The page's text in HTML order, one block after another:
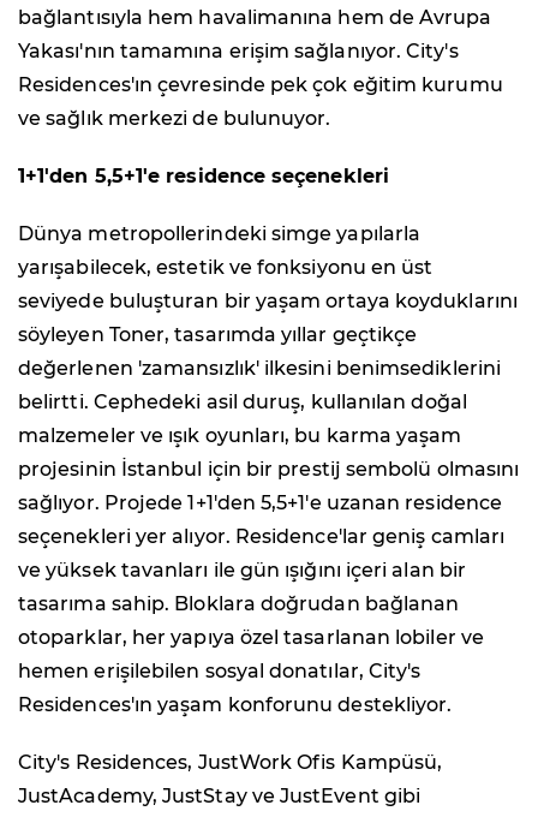
bağlantısıyla hem havalimanına hem de Avrupa
Yakası'nın tamamına erişim sağlanıyor. City's
Residences'ın çevresinde pek çok eğitim kurumu
ve sağlık merkezi de bulunuyor.
1+1'den 5,5+1'e residence seçenekleri
Dünya metropollerindeki simge yapılarla
yarışabilecek, estetik ve fonksiyonu en üst
seviyede buluşturan bir yaşam ortaya koyduklarını
söyleyen Toner, tasarımda yıllar geçtikçe
değerlenen 'zamansızlık' ilkesini benimsediklerini
belirtti. Cephedeki asil duruş, kullanılan doğal
malzemeler ve ışık oyunları, bu karma yaşam
projesinin İstanbul için bir prestij sembolü olmasını
sağlıyor. Projede 1+1'den 5,5+1'e uzanan residence
seçenekleri yer alıyor. Residence'lar geniş camları
ve yüksek tavanları ile gün ışığını içeri alan bir
tasarıma sahip. Bloklara doğrudan bağlanan
otoparklar, her yapıya özel tasarlanan lobiler ve
hemen erişilebilen sosyal donatılar, City's
Residences'ın yaşam konforunu destekliyor.
City's Residences, JustWork Ofis Kampüsü,
JustAcademy, JustStay ve JustEvent gibi